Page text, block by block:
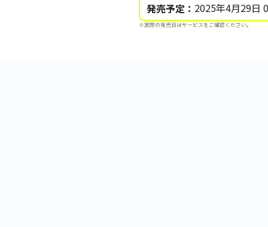
発売予定： 2025年4月29日
※実際の発売日はサービスをご確認ください。